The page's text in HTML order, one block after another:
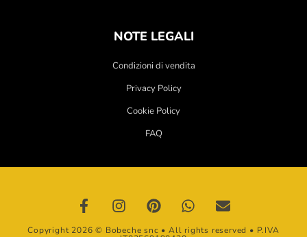
NOTE LEGALI
Condizioni di vendita
Privacy Policy
Cookie Policy
FAQ
Copyright 2026 © Bobeche snc • All rights reserved • P.IVA